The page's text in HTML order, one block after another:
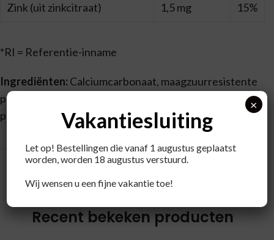
Zink (uit zinkcitraat) 1,5 mg 15%
*RI = Referentie-inname
Ingrediënten: Calciumcarbonaat, maagzuurresistente
plantaardige capsule (hydroxypropyl methylcellulose,
pectine), rijstvezels, rijstmeel, zinkcitraat.
Recent bekeken producten
Vakantiesluiting
Let op! Bestellingen die vanaf 1 augustus geplaatst
worden, worden 18 augustus verstuurd.
Wij wensen u een fijne vakantie toe!
×